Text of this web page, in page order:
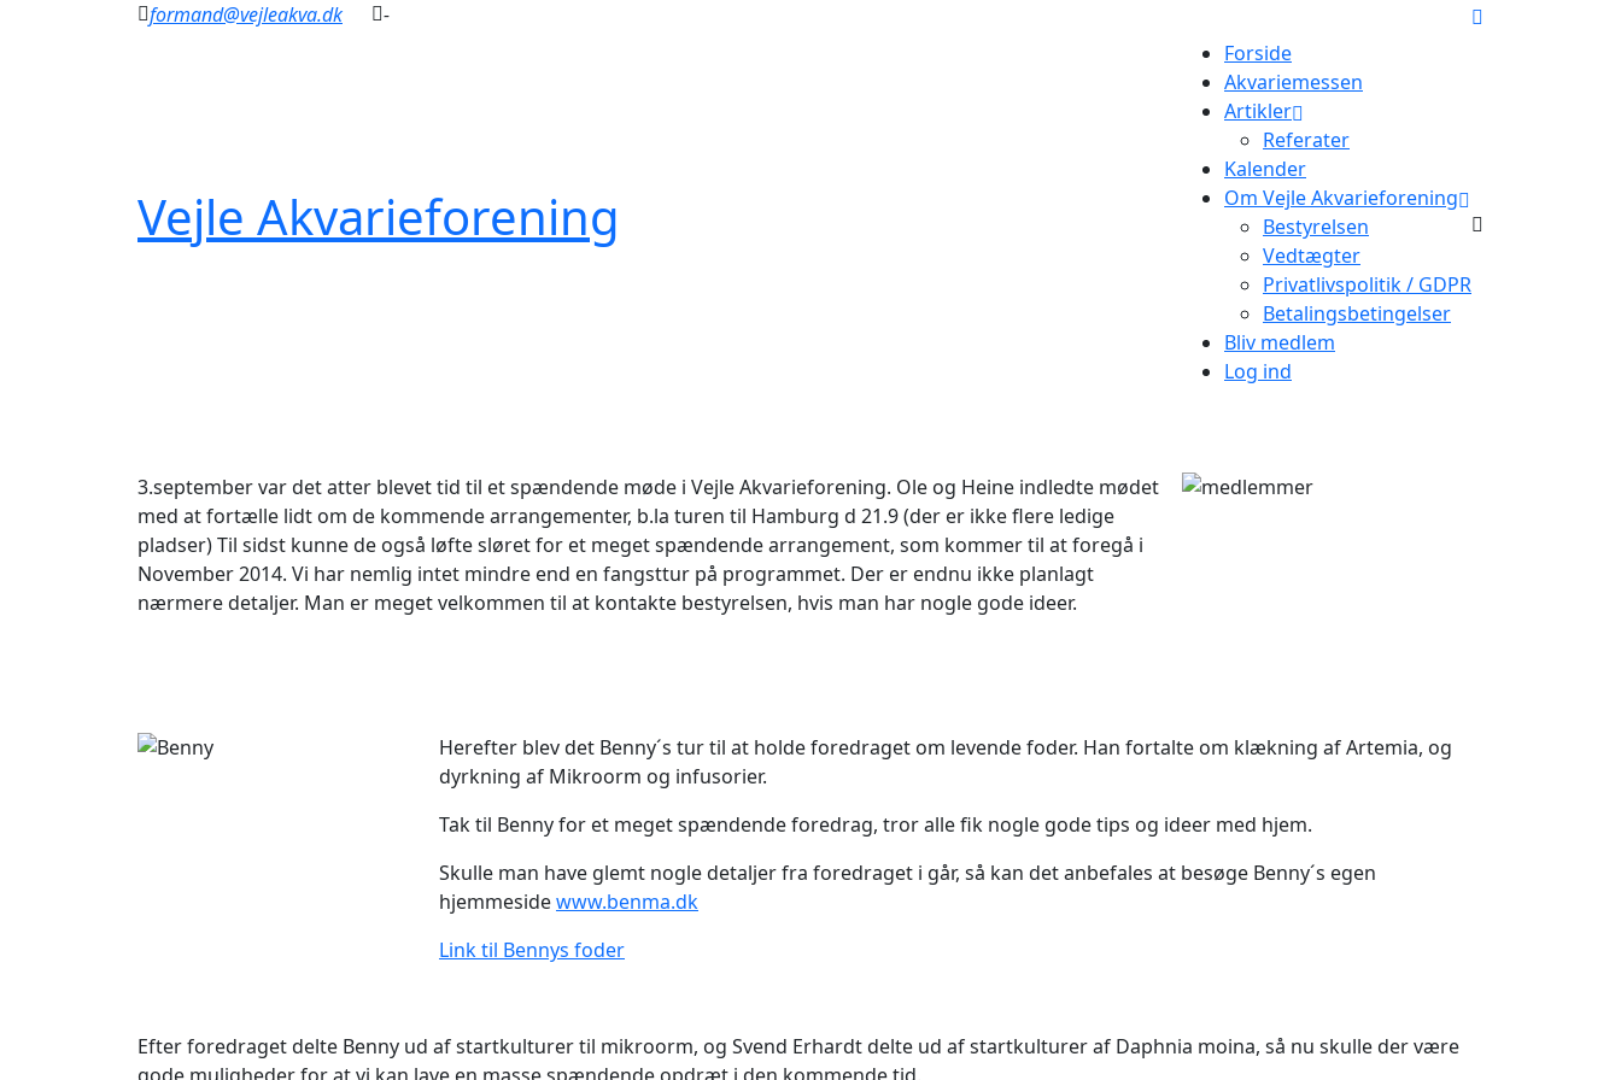
formand@vejleakva.dk -
Vejle Akvarieforening
Forside
Akvariemessen
Artikler
Referater
Kalender
Om Vejle Akvarieforening
Bestyrelsen
Vedtægter
Privatlivspolitik / GDPR
Betalingsbetingelser
Bliv medlem
Log ind
3.september var det atter blevet tid til et spændende møde i Vejle Akvarieforening. Ole og Heine indledte mødet
med at fortælle lidt om de kommende arrangementer, b.la turen til Hamburg d 21.9 (der er ikke flere ledige
pladser) Til sidst kunne de også løfte sløret for et meget spændende arrangement, som kommer til at foregå i
November 2014. Vi har nemlig intet mindre end en fangsttur på programmet. Der er endnu ikke planlagt
nærmere detaljer. Man er meget velkommen til at kontakte bestyrelsen, hvis man har nogle gode ideer.
Herefter blev det Benny´s tur til at holde foredraget om levende foder. Han fortalte om klækning af Artemia, og
dyrkning af Mikroorm og infusorier.
Tak til Benny for et meget spændende foredrag, tror alle fik nogle gode tips og ideer med hjem.
Skulle man have glemt nogle detaljer fra foredraget i går, så kan det anbefales at besøge Benny´s egen
hjemmesidewww.benma.dk
Link til Bennys foder
Efter foredraget delte Benny ud af startkulturer til mikroorm, og Svend Erhardt delte ud af startkulturer af Daphnia moina, så nu skulle der være